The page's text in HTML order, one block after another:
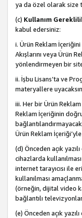
ya da özel olarak size
(c) Kullanım
kabul edersiniz:
i. Ürün Reklam İçeriğini
Akışlarını veya Ürün
yönlendirmeyen bir
ii. İşbu Lisans’ta ve
materyallere
iii. Her bir Ürün
Reklam İçeriğinin
Ürün Reklam
(d) Önceden açık
cihazlarda
internet tarayıcısı ile
kullanılması
(örneğin, dijital video
bağlantılı
(e) Önceden açık